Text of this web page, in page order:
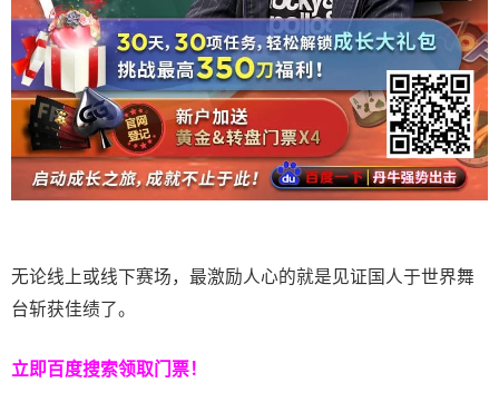
无论线上或线下赛场，最激励人心的就是见证国人于世界舞
台斩获佳绩了。
立即百度搜索领取门票！